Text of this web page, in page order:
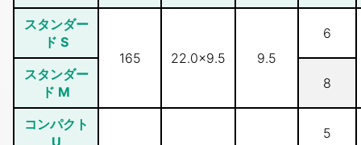
スタンダー
ド S
165
22.0×9.5 9.5
6
スタンダー
ド M
8
コンパクト
U
5